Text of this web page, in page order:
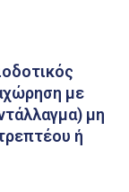
με
μη
ή